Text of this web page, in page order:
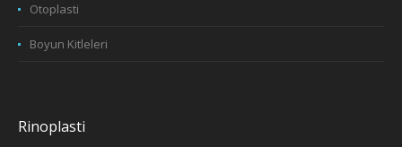
Otoplasti
Boyun Kitleleri
Rinoplasti